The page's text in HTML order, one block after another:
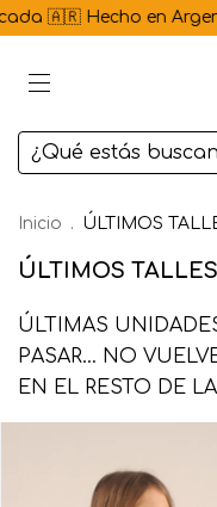
| 💳 3 cuotas
Inicio . ÚLTIMOS
ÚLTIMOS TALLES
ÚLTIMAS
PASAR… NO
EN EL RESTO DE